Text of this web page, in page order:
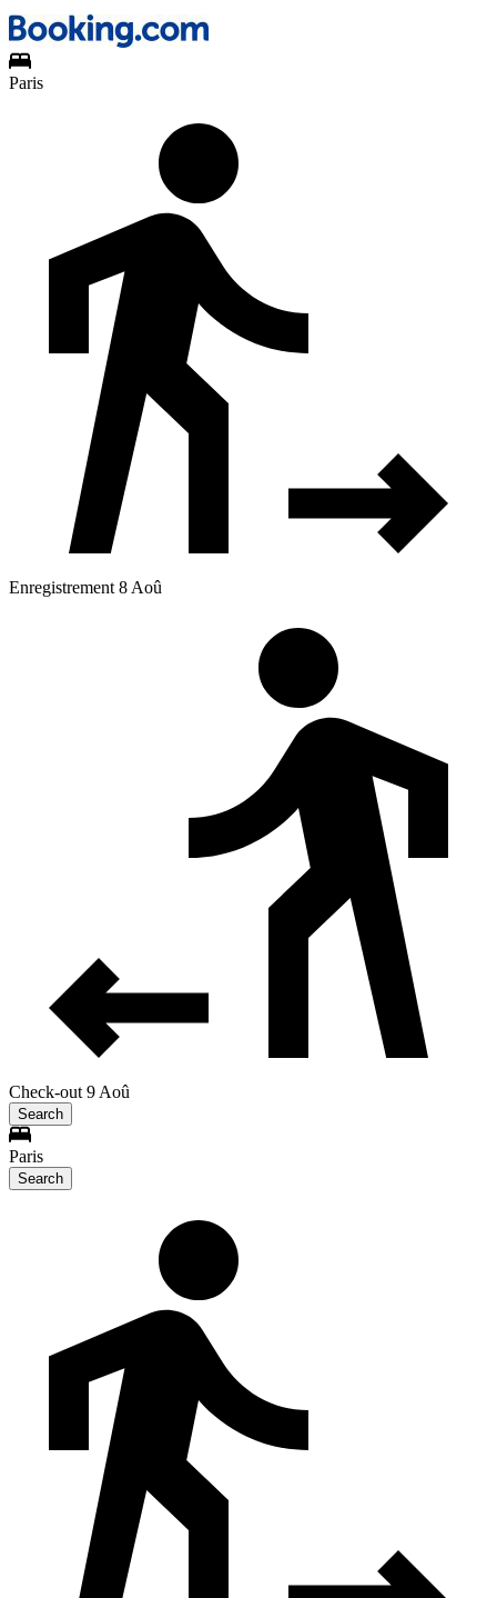
Paris
Enregistrement 8 Aoû
Check-out 9 Aoû
Search
Paris
Search